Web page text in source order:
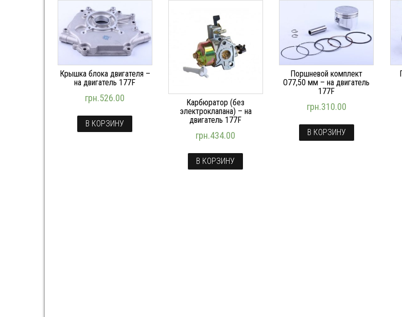
Крышка блока двигателя –
на двигатель 177F
грн.526.00
В КОРЗИНУ
Карбюратор (без
электроклапана) – на
двигатель 177F
грн.434.00
В КОРЗИНУ
Поршневой комплект
O77,50 мм – на двигатель
177F
грн.310.00
В КОРЗИНУ